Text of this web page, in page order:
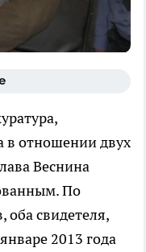
в отношении двух
Веснина
По
оба свидетеля,
2013 года